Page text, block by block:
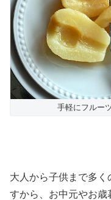
手軽にフルー
大人から子供まで多
すから、お中元やお歳